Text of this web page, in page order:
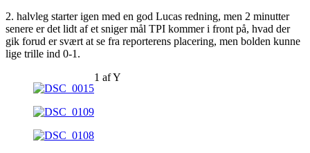
2. halvleg starter igen med en god Lucas redning, men 2 minutter
senere er det lidt af et sniger mål TPI kommer i front på, hvad der
gik forud er svært at se fra reporterens placering, men bolden kunne
lige trille ind 0-1.
1 afY